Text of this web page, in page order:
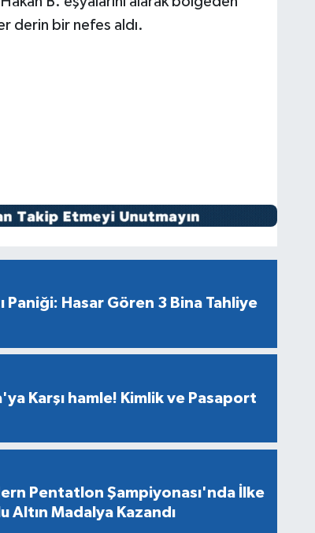
derin bir nefes aldı.
Paniği: Hasar Gören 3 Bina Tahliye
Karşı hamle! Kimlik ve Pasaport
Pentatlon Şampiyonası'nda İlke
Altın Madalya Kazandı